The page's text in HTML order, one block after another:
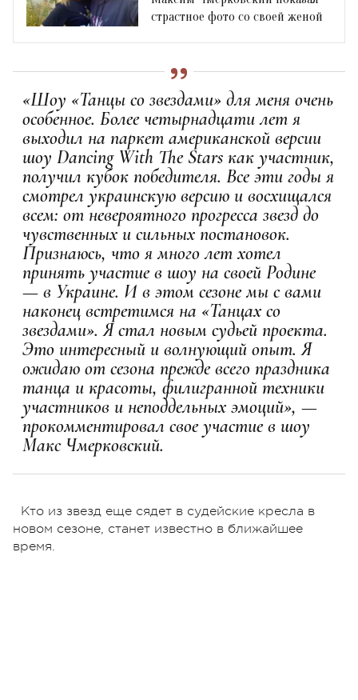
страстное фото со своей женой
«Шоу «Танцы со звездами» для меня очень
особенное. Более четырнадцати лет я
выходил на паркет американской версии
шоу Dancing With The Stars как участник,
получил кубок победителя. Все эти годы я
смотрел украинскую версию и восхищался
всем: от невероятного прогресса звезд до
чувственных и сильных постановок.
Признаюсь, что я много лет хотел
принять участие в шоу на своей Родине
— в Украине. И в этом сезоне мы с вами
наконец встретимся на «Танцах со
звездами». Я стал новым судьей проекта.
Это интересный и волнующий опыт. Я
ожидаю от сезона прежде всего праздника
танца и красоты, филигранной техники
участников и неподдельных эмоций», —
прокомментировал свое участие в шоу
Макс Чмерковский.
Кто из звезд еще сядет в судейские кресла в
новом сезоне, станет известно в ближайшее
время.